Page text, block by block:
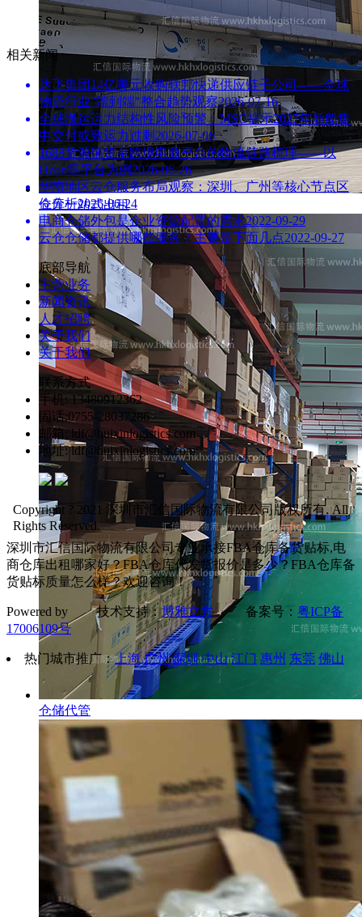
仓库一站式出租
仓储代管
相关新闻
达飞集团14亿美元收购联邦快递供应链子公司——全球
物流行业"端到端"整合趋势观察2026-07-16
全球海运运力结构性风险预警：MSC提示2027年新船集
中交付或致运力过剩 2026-07-06
1688货源铺货至跨境电商平台的物流链路梳理——以
Ozon等平台为例2026-06-26
华南地区云仓服务布局观察：深圳、广州等核心节点区
位分析2026-06-24
电商仓储外包是企业资源配置的需求2022-09-29
云仓仓储都提供哪些服务？主要是下面几点2022-09-27
底部导航
主营业务
新闻资讯
人才招聘
关于我们
关于我们
联系方式
手机: 13480912362
固话:0755-28037286
邮箱: ldf@huixinlogistics.com
地址: ldf@huixinlogistics.com
Copyright ? 2021 深圳市汇信国际物流有限公司版权所有. All
Rights Reserved.
深圳市汇信国际物流有限公司专业承接FBA仓库备货贴标,电
商仓库出租哪家好？FBA仓库代发货报价是多少？FBA仓库备
货贴标质量怎么样？欢迎咨询！
Powered by 技术支持：博雅立方备案号： 粤ICP备
17006109号
热门城市推广：上海 广州 深圳 中山 江门 惠州 东莞 佛山